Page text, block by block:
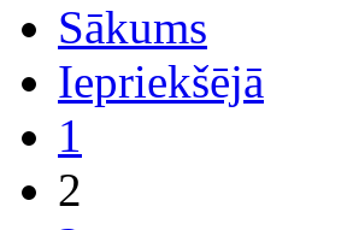
Sākums
Iepriekšējā
1
2